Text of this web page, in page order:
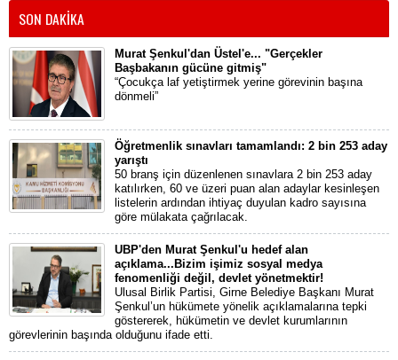
SON DAKİKA
Murat Şenkul'dan Üstel'e... "Gerçekler
Başbakanın gücüne gitmiş"
“Çocukça laf yetiştirmek yerine görevinin başına
dönmeli”
Öğretmenlik sınavları tamamlandı: 2 bin 253 aday
yarıştı
50 branş için düzenlenen sınavlara 2 bin 253 aday
katılırken, 60 ve üzeri puan alan adaylar kesinleşen
listelerin ardından ihtiyaç duyulan kadro sayısına
göre mülakata çağrılacak.
UBP'den Murat Şenkul'u hedef alan
açıklama...Bizim işimiz sosyal medya
fenomenliği değil, devlet yönetmektir!
Ulusal Birlik Partisi, Girne Belediye Başkanı Murat
Şenkul’un hükümete yönelik açıklamalarına tepki
göstererek, hükümetin ve devlet kurumlarının
görevlerinin başında olduğunu ifade etti.